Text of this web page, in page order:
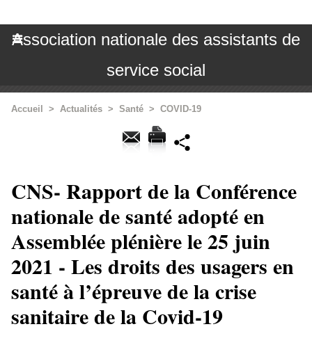
Association nationale des assistants de
service social
Accueil > Actualités > Santé > COVID-19
CNS- Rapport de la Conférence
nationale de santé adopté en
Assemblée plénière le 25 juin
2021 - Les droits des usagers en
santé à l’épreuve de la crise
sanitaire de la Covid-19